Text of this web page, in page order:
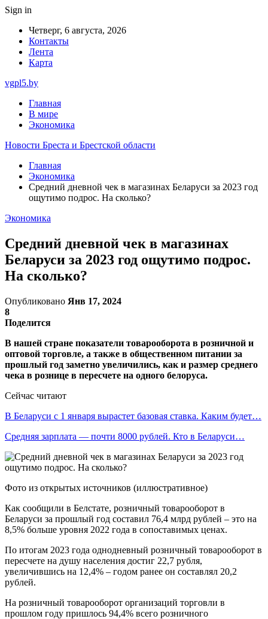
Sign in
Четверг, 6 августа, 2026
Контакты
Лента
Карта
vgpl5.by
Главная
В мире
Экономика
Новости Бреста и Брестской области
Главная
Экономика
Средний дневной чек в магазинах Беларуси за 2023 год
ощутимо подрос. На сколько?
Экономика
Средний дневной чек в магазинах
Беларуси за 2023 год ощутимо подрос.
На сколько?
Опубликовано Янв 17, 2024
8
Поделится
В нашей стране показатели товарооборота в розничной и
оптовой торговле, а также в общественном питании за
прошлый год заметно увеличились, как и размер среднего
чека в рознице в пересчете на одного белоруса.
Сейчас читают
В Беларуси с 1 января вырастет базовая ставка. Каким будет…
Средняя зарплата — почти 8000 рублей. Кто в Беларуси…
Фото из открытых источников (иллюстративное)
Как сообщили в Белстате, розничный товарооборот в
Беларуси за прошлый год составил 76,4 млрд рублей – это на
8,5% больше уровня 2022 года в сопоставимых ценах.
По итогам 2023 года однодневный розничный товарооборот в
пересчете на душу населения достиг 22,7 рубля,
увеличившись на 12,4% – годом ранее он составлял 20,2
рублей.
На розничный товарооборот организаций торговли в
прошлом году пришлось 94,4% всего розничного